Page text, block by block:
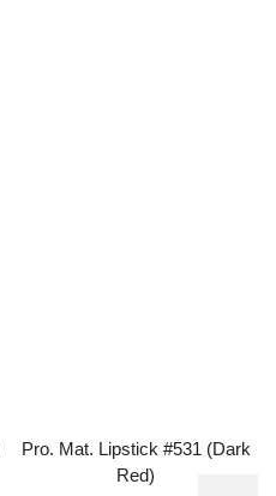
Pro. Mat. Lipstick #531 (Dark
Red)